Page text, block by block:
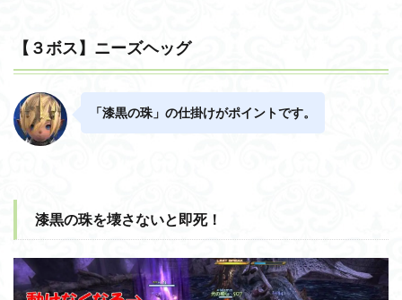
【３ボス】ニーズヘッグ
「漆黒の珠」の仕掛けがポイントです。
漆黒の珠を壊さないと即死！